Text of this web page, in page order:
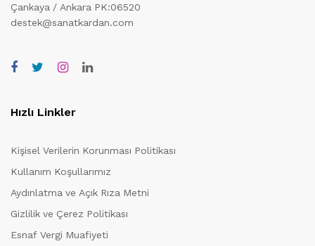
Çankaya / Ankara PK:06520
destek@sanatkardan.com
Hızlı Linkler
Kişisel Verilerin Korunması Politikası
Kullanım Koşullarımız
Aydınlatma ve Açık Rıza Metni
Gizlilik ve Çerez Politikası
Esnaf Vergi Muafiyeti